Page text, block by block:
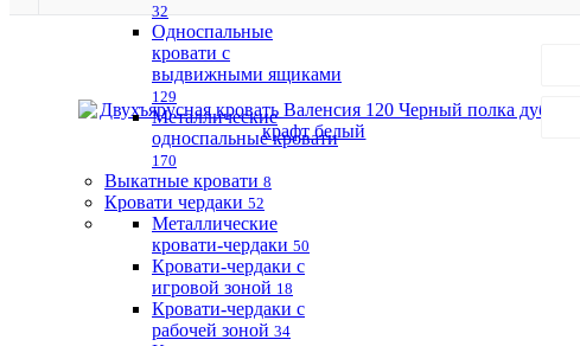
32
Односпальные
кровати с
выдвижными ящиками
129
Металлические
односпальные кровати
170
Выкатные кровати 8
Кровати чердаки 52
Металлические
кровати-чердаки 50
Кровати-чердаки с
игровой зоной 18
Кровати-чердаки с
рабочей зоной 34